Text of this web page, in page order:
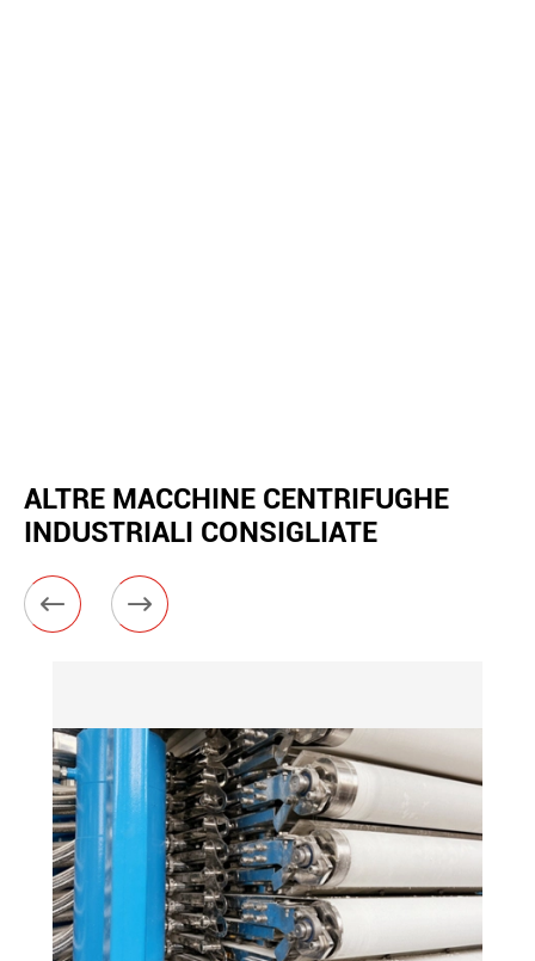
ALTRE MACCHINE CENTRIFUGHE
INDUSTRIALI CONSIGLIATE
 